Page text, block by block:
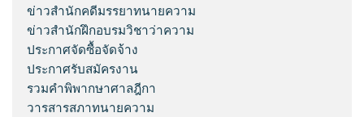
ข่าวสำนักคดีมรรยาทนายความ
ข่าวสำนักฝึกอบรมวิชาว่าความ
ประกาศจัดซื้อจัดจ้าง
ประกาศรับสมัครงาน
รวมคำพิพากษาศาลฎีกา
วารสารสภาทนายความ